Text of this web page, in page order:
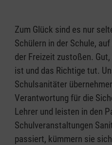
Zum Glück sind es nur
Schülern in der Schule,
der Freizeit zustoßen.
ist und das Richtige tut.
Schulsanitäter
Verantwortung für die
Lehrer und leisten in den
Schulveranstaltungen
passiert, kümmern sie